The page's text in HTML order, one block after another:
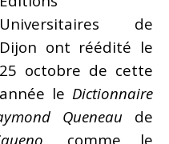
Universitaires de
Dijon ont réédité le
25 octobre de cette
année le Dictionnaire
Queneau de
, comme le